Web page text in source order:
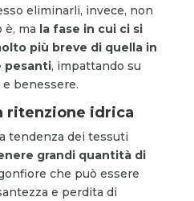
eliminarli, invece, non
è, ma la fase in cui ci si
più breve di quella in
pesanti, impattando su
benessere.
ritenzione idrica
tendenza dei tessuti
grandi quantità di
che può essere
e perdita di